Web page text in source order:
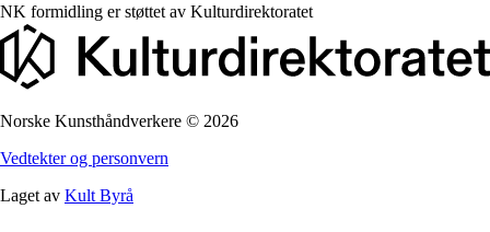
NK formidling er støttet av Kulturdirektoratet
Norske Kunsthåndverkere © 2026
Vedtekter og personvern
Laget av Kult Byrå